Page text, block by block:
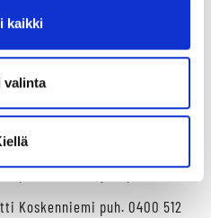
kaikki
valinta
sekä lapsille suunnattuja
raviurheilun näyteikkuna,
ja harrastustoimintaa
tarjoaa monipuolisia
Koskenniemi puh. 0400 512